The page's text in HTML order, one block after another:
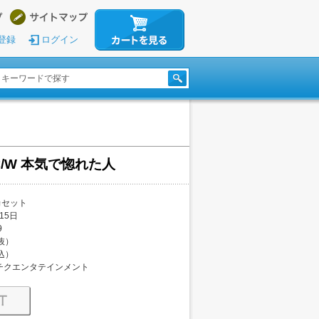
録 ログイン
本気で惚れた人
ット
日
クエンタテインメント